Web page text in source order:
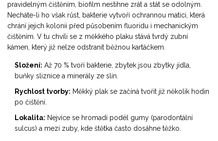
pravidelným čištěním, biofilm nestihne zrát a stát se odolným.
Necháte-li ho však růst, bakterie vytvoří ochrannou matici, která
chrání jejich kolonii před působením fluoridu i mechanickým
čištěním. V tu chvíli se z měkkého plaku stává tvrdý zubní
kámen, který již nelze odstranit běžnou kartáčkem.
Složení: Až 70 % tvoří bakterie, zbytek jsou zbytky jídla,
buňky sliznice a minerály ze slin.
Rychlost tvorby: Měkký plak se začíná tvořit již několik hodin
po čištění.
Lokalita: Nejvíce se hromadí podél gumy (parodontální
sulcus) a mezi zuby, kde štětka často dosáhne těžko.